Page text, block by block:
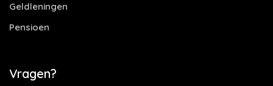
Geldleningen
Pensioen
Vragen?